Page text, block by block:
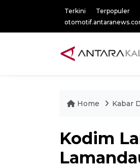
Terkini Terpopuler
Home Kabar
Kodim